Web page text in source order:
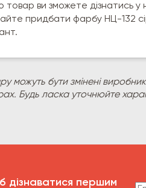
товар ви зможете дізнатись у
придбати фарбу НЦ-132
можуть бути змінені
Будь ласка уточнюйте
дізнаватися першим